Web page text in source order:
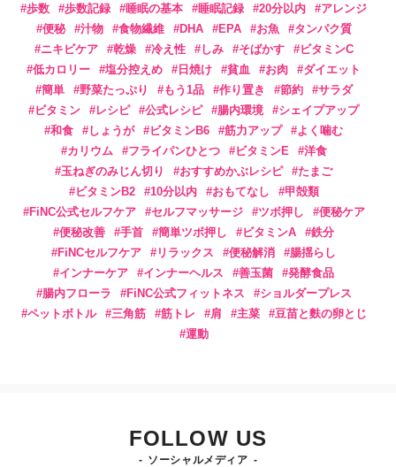
歩数
歩数記録 睡眠の基本 睡眠記録 20分以内
アレンジ
便秘
汁物 食物繊維 DHA EPA お魚
タンパク質
ニキビケア
乾燥 冷え性 しみ そばかす
ビタミンC
低カロリー
塩分控えめ 日焼け 貧血 お肉
ダイエット
簡単
野菜たっぷり もう1品 作り置き 節約
サラダ
ビタミン
レシピ 公式レシピ 腸内環境
シェイプアップ
和食
しょうが ビタミンB6 筋力アップ
よく噛む
カリウム
フライパンひとつ ビタミンE
洋食
玉ねぎのみじん切り
おすすめかぶレシピ
たまご
ビタミンB2
10分以内 おもてなし
甲殻類
FiNC公式セルフケア
セルフマッサージ ツボ押し
便秘ケア
便秘改善
手首 簡単ツボ押し ビタミンA
鉄分
FiNCセルフケア
リラックス 便秘解消
腸揺らし
インナーケア
インナーヘルス 善玉菌
発酵食品
腸内フローラ
FiNC公式フィットネス
ショルダープレス
ペットボトル
三角筋 筋トレ 肩 主菜
豆苗と麩の卵とじ
運動
FOLLOW US
ソーシャルメディア